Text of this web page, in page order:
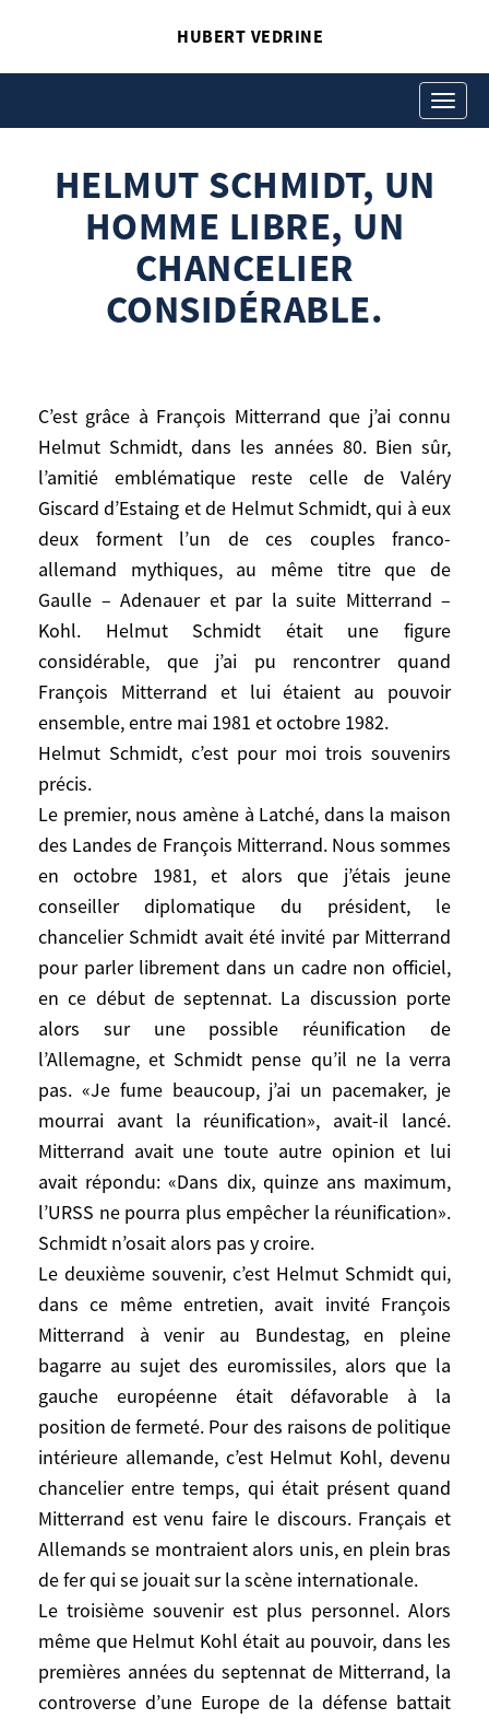
HUBERT VEDRINE
Toggle
HELMUT SCHMIDT, UN
HOMME LIBRE, UN
CHANCELIER
CONSIDÉRABLE.
C’est grâce à François Mitterrand que j’ai connu
Helmut Schmidt, dans les années 80. Bien sûr,
l’amitié emblématique reste celle de Valéry
Giscard d’Estaing et de Helmut Schmidt, qui à eux
deux forment l’un de ces couples franco-
allemand mythiques, au même titre que de
Gaulle – Adenauer et par la suite Mitterrand –
Kohl. Helmut Schmidt était une figure
considérable, que j’ai pu rencontrer quand
François Mitterrand et lui étaient au pouvoir
ensemble, entre mai 1981 et octobre 1982.
Helmut Schmidt, c’est pour moi trois souvenirs
précis.
Le premier, nous amène à Latché, dans la maison
des Landes de François Mitterrand. Nous sommes
en octobre 1981, et alors que j’étais jeune
conseiller diplomatique du président, le
chancelier Schmidt avait été invité par Mitterrand
pour parler librement dans un cadre non officiel,
en ce début de septennat. La discussion porte
alors sur une possible réunification de
l’Allemagne, et Schmidt pense qu’il ne la verra
pas. «Je fume beaucoup, j’ai un pacemaker, je
mourrai avant la réunification», avait-il lancé.
Mitterrand avait une toute autre opinion et lui
avait répondu: «Dans dix, quinze ans maximum,
l’URSS ne pourra plus empêcher la réunification».
Schmidt n’osait alors pas y croire.
Le deuxième souvenir, c’est Helmut Schmidt qui,
dans ce même entretien, avait invité François
Mitterrand à venir au Bundestag, en pleine
bagarre au sujet des euromissiles, alors que la
gauche européenne était défavorable à la
position de fermeté. Pour des raisons de politique
intérieure allemande, c’est Helmut Kohl, devenu
chancelier entre temps, qui était présent quand
Mitterrand est venu faire le discours. Français et
Allemands se montraient alors unis, en plein bras
de fer qui se jouait sur la scène internationale.
Le troisième souvenir est plus personnel. Alors
même que Helmut Kohl était au pouvoir, dans les
premières années du septennat de Mitterrand, la
controverse d’une Europe de la défense battait
HELMUT SCHMIDT, UN
CONSIDÉRABLE.
Hubert Vedrine
chancelier considérable.
C’est grâce à François Mitterrand que j’ai
connu Helmut Schmidt, dans les années
80. Bien sûr, l’amitié emblématique reste
celle de Valéry Giscard d’Estaing et de
Helmut Schmidt, qui à eux deux forment
l’un de ces couples franco-allemand
mythiques, au même titre que de Gaulle –
Adenauer et par la suite Mitterrand – Kohl.
Helmut Schmidt était une figure
considérable, que j’ai pu rencontrer quand
François Mitterrand et lui étaient au
pouvoir ensemble, entre mai 1981 et
octobre 1982.
Helmut Schmidt, c’est pour moi trois
souvenirs précis.
Le premier, nous amène à Latché, dans la
maison des Landes de François Mitterrand.
Nous sommes en octobre 1981, et alors
que j’étais jeune conseiller diplomatique
du président, le chancelier Schmidt avait
été invité par Mitterrand pour parler
librement dans un cadre non officiel, en ce
début de septennat. La discussion porte
alors sur une possible réunification de
l’Allemagne, et Schmidt pense qu’il ne la
verra pas. «Je fume beaucoup, j’ai un
pacemaker, je mourrai avant la
réunification», avait-il lancé. Mitterrand
avait une toute autre opinion et lui avait
répondu: «Dans dix, quinze ans maximum,
l’URSS ne pourra plus empêcher la
réunification». Schmidt n’osait alors pas y
croire.
Le deuxième souvenir, c’est Helmut
Schmidt qui, dans ce même entretien, avait
invité François Mitterrand à venir au
Bundestag, en pleine bagarre au sujet des
euromissiles, alors que la gauche
européenne était défavorable à la position
de fermeté. Pour des raisons de politique
intérieure allemande, c’est Helmut Kohl,
devenu chancelier entre temps, qui était
présent quand Mitterrand est venu faire le
discours. Français et Allemands se
montraient alors unis, en plein bras de fer
qui se jouait sur la scène internationale.